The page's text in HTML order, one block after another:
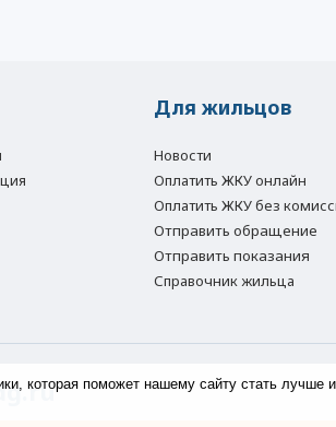
Для жильцов
Новости
Оплатить ЖКУ онлайн
Оплатить ЖКУ без
Отправить обращение
Отправить показания
Справочник жильца
которая поможет нашему сайту стать